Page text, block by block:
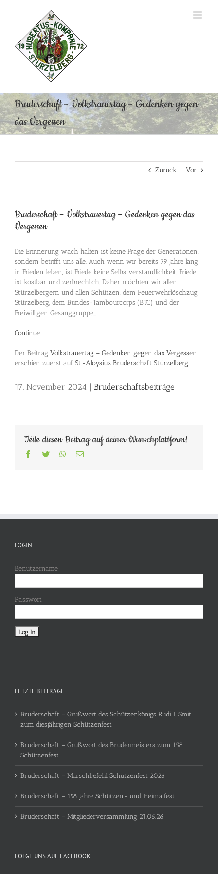
Bruderschaft – Volkstrauertag – Gedenken gegen
das Vergessen
Zurück Vor
Bruderschaft – Volkstrauertag – Gedenken gegen das
Vergessen
Die Erinnerung wach halten ist keine Frage der Generationen,
sondern betrifft uns alle. Auch wenn wir bereits 79 Jahre lang
in Frieden leben, ist Friede keine Selbstverständlichkeit. Friede
ist kostbar und zerbrechlich. Daher möchten wir allen
Stürzelbergern und allen Schützen, dem Feuerwehrlöschzug
Stürzelberg, dem Bundes-Tambourcorps (BTC) und der
Freiwilligen Gesanggruppe…
Continue
Der Beitrag Volkstrauertag – Gedenken gegen das Vergessen
erschien zuerst auf St.-Aloysius Bruderschaft Stürzelberg.
17. November 2024 | Bruderschaftsbeiträge
Teile diesen Beitrag auf deiner Wunschplattform!
Facebook
Twitter WhatsApp
E-
LOGIN
Benutzername
Passwort
LETZTE BEITRÄGE
Bruderschaft – Grußwort des Schützenkönigs Rudi I. Smit
zum diesjährigen Schützenfest
Bruderschaft – Grußwort des Brudermeisters zum 158
Schützenfest
Bruderschaft – Marschbefehl Schützenfest 2026
Bruderschaft – 158 Jahre Schützen- und Heimatfest
Bruderschaft – Mitgliederversammlung 21.06.26
FOLGE UNS AUF FACEBOOK